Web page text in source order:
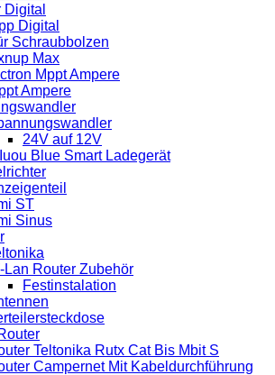
Digital
Digital
Schraubbolzen
Max
Mppt Ampere
Ampere
24V auf 12V
Blue Smart Ladegerät
ST
Sinus
Lan Router Zubehör
Festinstalation
Teltonika Rutx Cat Bis Mbit S
Campernet Mit Kabeldurchführung